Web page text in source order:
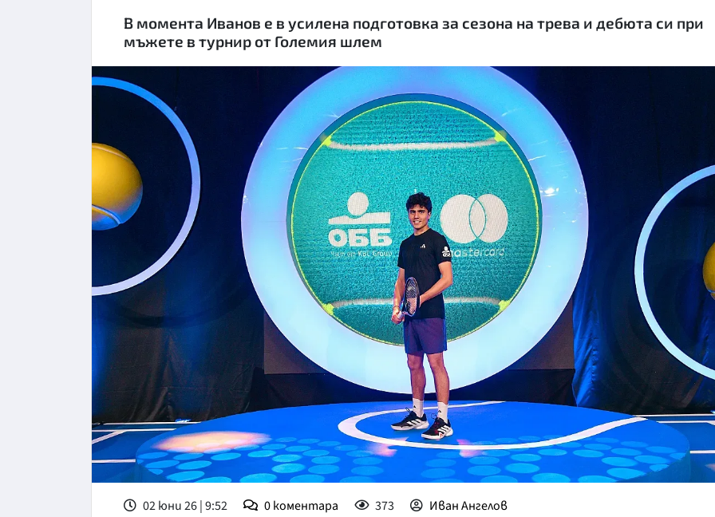
МОЯТ ГРАД
ПРАВОСЪДИЕ
КРИМИ
ВЯРА
ОБЯВИ
ВОЙНАТА В
ВРЕМЕТО
В момента Иванов е в усилена подготовка за сезона на трева и дебюта си при
мъжете в турнир от Големия шлем
02 юни 26 | 9:52 0коментара 373 Иван Ангелов